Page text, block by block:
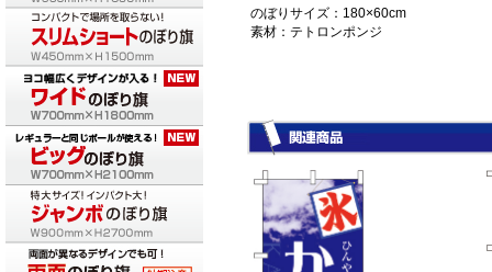
のぼりサイズ：180×60cm
素材：テトロンポンジ